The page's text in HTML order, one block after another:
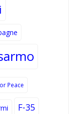
Peace
F-35